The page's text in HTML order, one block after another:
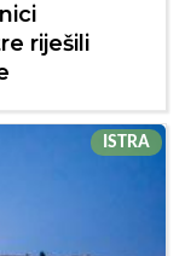
riješili
ISTRA